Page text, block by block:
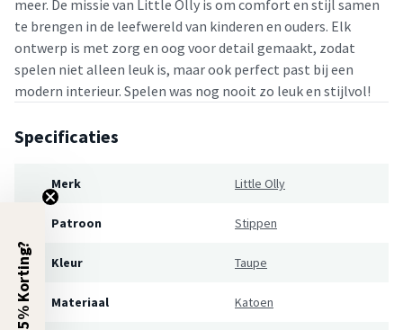
meer. De missie van Little Olly is om comfort en stijl samen
te brengen in de leefwereld van kinderen en ouders. Elk
ontwerp is met zorg en oog voor detail gemaakt, zodat
spelen niet alleen leuk is, maar ook perfect past bij een
modern interieur. Spelen was nog nooit zo leuk en stijlvol!
Specificaties
Merk Little Olly
Patroon Stippen
Kleur Taupe
Materiaal Katoen
5% Korting?